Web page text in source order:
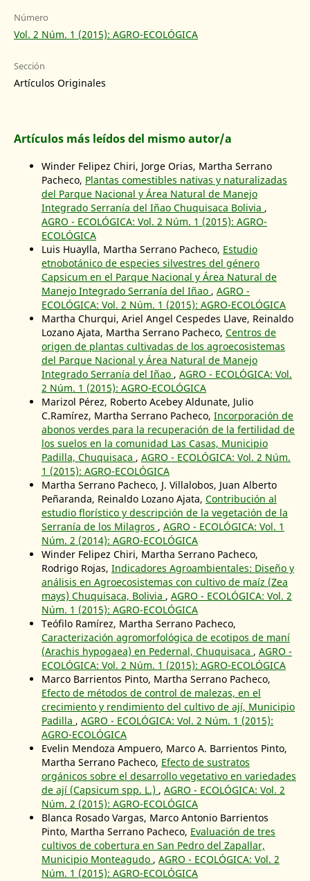
Número
Vol. 2 Núm. 1 (2015): AGRO-ECOLÓGICA
Sección
Artículos Originales
Artículos más leídos del mismo autor/a
Winder Felipez Chiri, Jorge Orias, Martha Serrano
Pacheco, Plantas comestibles nativas y naturalizadas
del Parque Nacional y Área Natural de Manejo
Integrado Serranía del Iñao Chuquisaca Bolivia ,
AGRO - ECOLÓGICA: Vol. 2 Núm. 1 (2015): AGRO-
ECOLÓGICA
Luis Huaylla, Martha Serrano Pacheco, Estudio
etnobotánico de especies silvestres del género
Capsicum en el Parque Nacional y Área Natural de
Manejo Integrado Serranía del Iñao , AGRO -
ECOLÓGICA: Vol. 2 Núm. 1 (2015): AGRO-ECOLÓGICA
Martha Churqui, Ariel Angel Cespedes Llave, Reinaldo
Lozano Ajata, Martha Serrano Pacheco, Centros de
origen de plantas cultivadas de los agroecosistemas
del Parque Nacional y Área Natural de Manejo
Integrado Serranía del Iñao , AGRO - ECOLÓGICA: Vol.
2 Núm. 1 (2015): AGRO-ECOLÓGICA
Marizol Pérez, Roberto Acebey Aldunate, Julio
C.Ramírez, Martha Serrano Pacheco, Incorporación de
abonos verdes para la recuperación de la fertilidad de
los suelos en la comunidad Las Casas, Municipio
Padilla, Chuquisaca , AGRO - ECOLÓGICA: Vol. 2 Núm.
1 (2015): AGRO-ECOLÓGICA
Martha Serrano Pacheco, J. Villalobos, Juan Alberto
Peñaranda, Reinaldo Lozano Ajata, Contribución al
estudio florístico y descripción de la vegetación de la
Serranía de los Milagros , AGRO - ECOLÓGICA: Vol. 1
Núm. 2 (2014): AGRO-ECOLÓGICA
Winder Felipez Chiri, Martha Serrano Pacheco,
Rodrigo Rojas, Indicadores Agroambientales: Diseño y
análisis en Agroecosistemas con cultivo de maíz (Zea
mays) Chuquisaca, Bolivia , AGRO - ECOLÓGICA: Vol. 2
Núm. 1 (2015): AGRO-ECOLÓGICA
Teófilo Ramírez, Martha Serrano Pacheco,
Caracterización agromorfológica de ecotipos de maní
(Arachis hypogaea) en Pedernal, Chuquisaca , AGRO -
ECOLÓGICA: Vol. 2 Núm. 1 (2015): AGRO-ECOLÓGICA
Marco Barrientos Pinto, Martha Serrano Pacheco,
Efecto de métodos de control de malezas, en el
crecimiento y rendimiento del cultivo de ají, Municipio
Padilla , AGRO - ECOLÓGICA: Vol. 2 Núm. 1 (2015):
AGRO-ECOLÓGICA
Evelin Mendoza Ampuero, Marco A. Barrientos Pinto,
Martha Serrano Pacheco, Efecto de sustratos
orgánicos sobre el desarrollo vegetativo en variedades
de ají (Capsicum spp. L.) , AGRO - ECOLÓGICA: Vol. 2
Núm. 2 (2015): AGRO-ECOLÓGICA
Blanca Rosado Vargas, Marco Antonio Barrientos
Pinto, Martha Serrano Pacheco, Evaluación de tres
cultivos de cobertura en San Pedro del Zapallar,
Municipio Monteagudo , AGRO - ECOLÓGICA: Vol. 2
Núm. 1 (2015): AGRO-ECOLÓGICA